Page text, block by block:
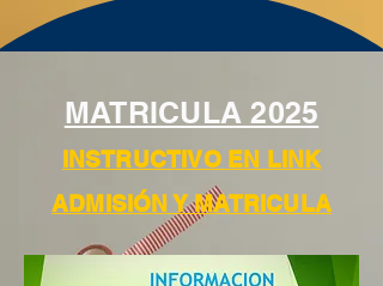
MATRICULA 2025
INSTRUCTIVO EN LINK
ADMISIÓN Y MATRICULA